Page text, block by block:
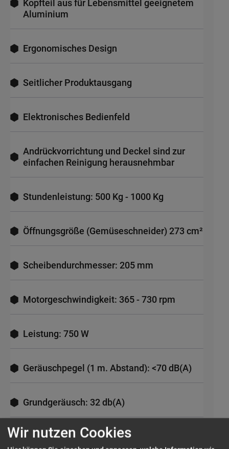
Kopfteil aus für Lebensmittel geeignetem
Aluminium
Ergonomisches Design
Seitlicher Produktausgang
Elektronisches Bedienfeld
Andrückvorrichtung und Deckel sind zur
einfachen Reinigung herausnehmbar
Stundenleistung: 500 Kg - 1000 Kg
Öffnungsgröße (Gemüseschneider) 273 cm²
Scheibendurchmesser: 205 mm
Motorgeschwindigkeit: 365 - 730 rpm
Leistung: 750 W
Geräuschpegel (1 m. Abstand): <70 dB(A)
Grundgeräusch: 32 db(A)
Inklusive: Motorblock mit 2
Wir nutzen Cookies